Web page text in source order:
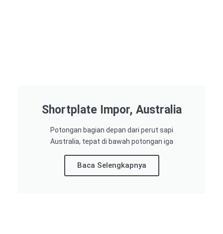
Shortplate Impor, Australia
Potongan bagian depan dari perut sapi
Australia, tepat di bawah potongan iga
Baca Selengkapnya